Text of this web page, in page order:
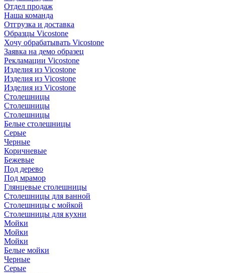
Отдел продаж
Наша команда
Отгрузка и доставка
Образцы Vicostone
Хочу обрабатывать Vicostone
Заявка на демо образец
Рекламации Vicostone
Изделия из Vicostone
Изделия из Vicostone
Изделия из Vicostone
Столешницы
Столешницы
Столешницы
Белые столешницы
Серые
Черные
Коричневые
Бежевые
Под дерево
Под мрамор
Глянцевые столешницы
Столешницы для ванной
Столешницы с мойкой
Столешницы для кухни
Мойки
Мойки
Мойки
Белые мойки
Черные
Серые